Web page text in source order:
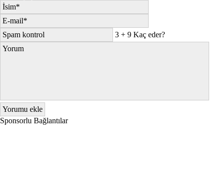
3 + 9 Kaç eder?
Sponsorlu Bağlantılar